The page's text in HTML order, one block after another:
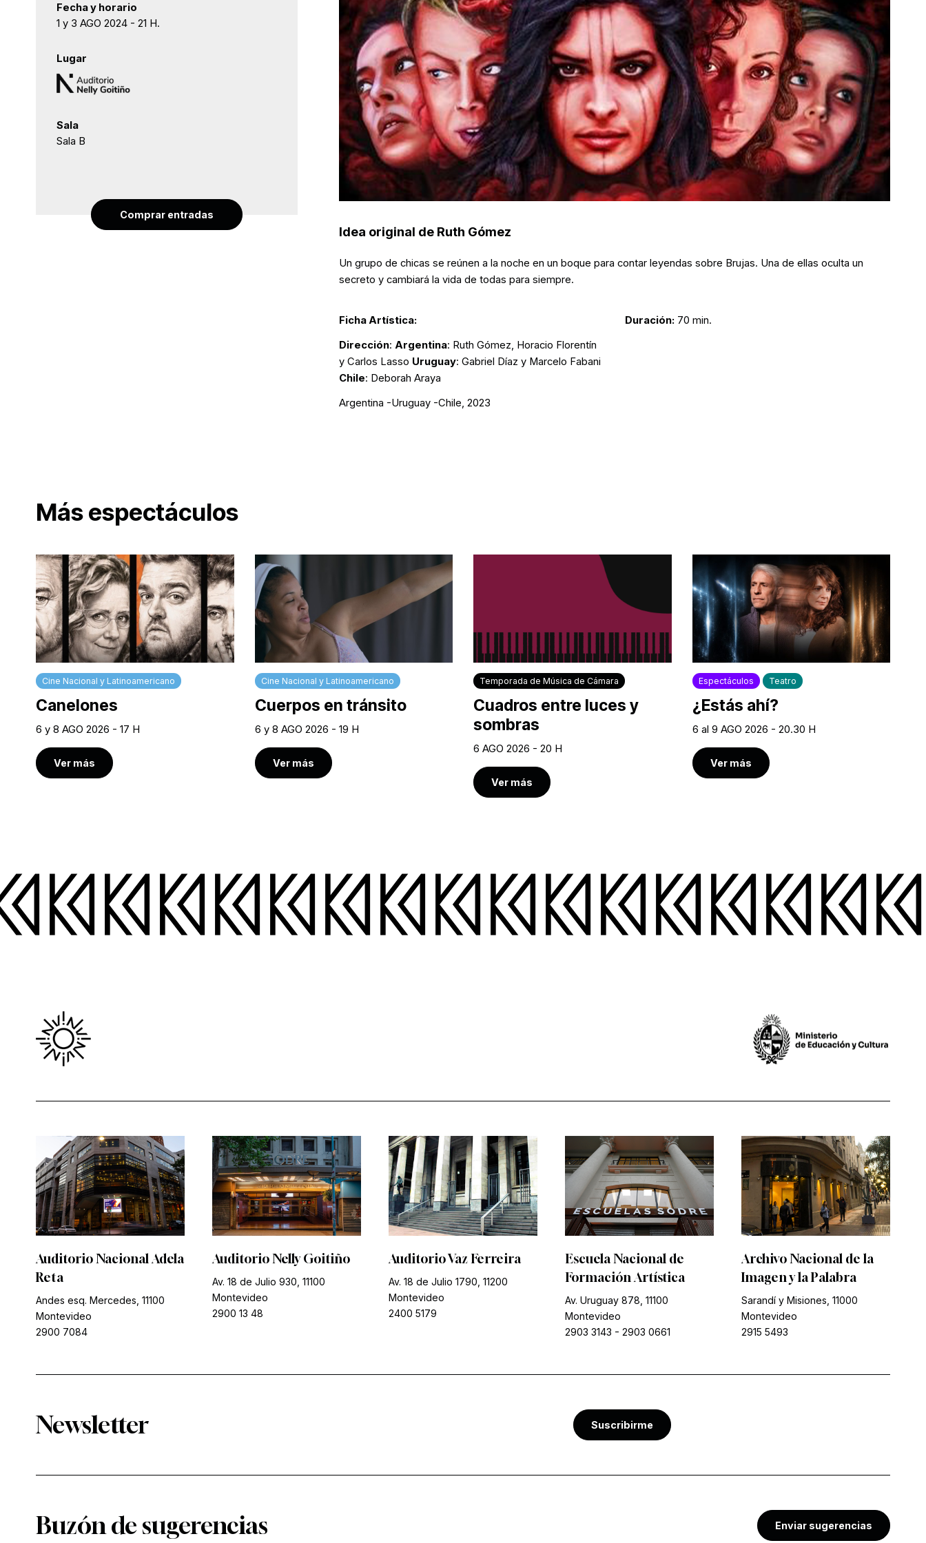
Idea original de Ruth Gómez
Un grupo de chicas se reúnen a la noche en un boque para contar leyendas sobre Brujas. Una de ellas oculta un
secreto y cambiará la vida de todas para siempre.
Ficha Artística:
Dirección: Argentina: Ruth Gómez, Horacio Florentín
y Carlos Lasso Uruguay: Gabriel Díaz y Marcelo Fabani
Chile: Deborah Araya
Argentina -Uruguay -Chile, 2023
Duración: 70 min.
Fecha y horario
1 y 3 AGO 2024 - 21 H.
Lugar
Sala
Sala B
Comprar entradas
Más espectáculos
Cine Nacional y Latinoamericano
Canelones
6 y 8 AGO 2026 - 17 H
Ver más
Cine Nacional y Latinoamericano
Cuerpos en tránsito
6 y 8 AGO 2026 - 19 H
Ver más
Temporada de Música de Cámara
Cuadros entre luces y
sombras
6 AGO 2026 - 20 H
Ver más
Espectáculos Teatro
¿Estás ahí?
6 al 9 AGO 2026 - 20.30 H
Ver más
Auditorio Nacional Adela
Reta
Andes esq. Mercedes, 11100
Montevideo
2900 7084
Auditorio Nelly Goitiño
Av. 18 de Julio 930, 11100
Montevideo
2900 13 48
Auditorio Vaz Ferreira
Av. 18 de Julio 1790, 11200
Montevideo
2400 5179
Escuela Nacional de
Formación Artística
Av. Uruguay 878, 11100
Montevideo
2903 3143 - 2903 0661
Archivo Nacional de la
Imagen y la Palabra
Sarandí y Misiones, 11000
Montevideo
2915 5493
Newsletter Suscribirme
Buzón de sugerencias Enviar sugerencias